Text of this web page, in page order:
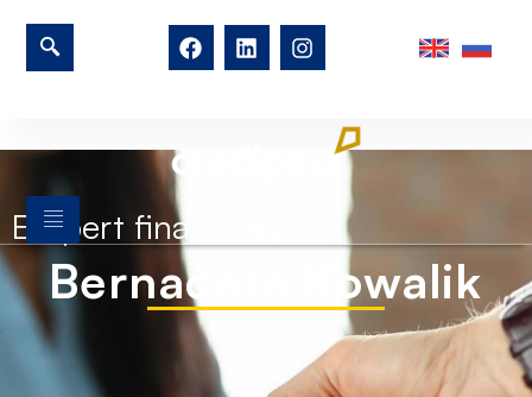
Ekspert finansowy
Bernadeta Kowalik